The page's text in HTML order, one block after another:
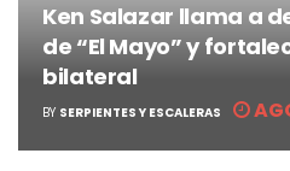
Ken Salazar llama a
de “El Mayo” y
bilateral
BY SERPIENTES Y ESCALERAS